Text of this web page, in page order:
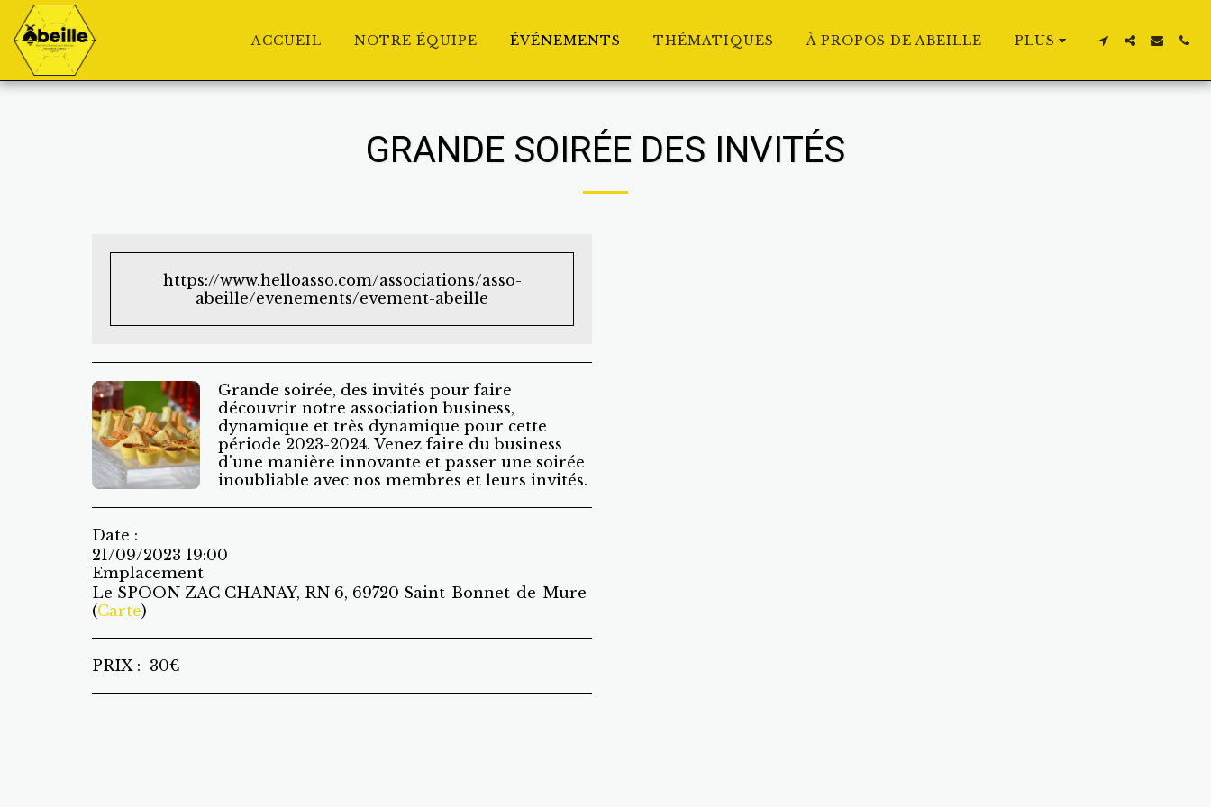
ACCUEIL NOTRE ÉQUIPE ÉVÉNEMENTS THÉMATIQUES À PROPOS DE ABEILLE PLUS
GRANDE SOIRÉE DES INVITÉS
https://www.helloasso.com/associations/asso-
abeille/evenements/evement-abeille
Grande soirée, des invités pour faire
découvrir notre association business,
dynamique et très dynamique pour cette
période 2023-2024. Venez faire du business
d'une manière innovante et passer une soirée
inoubliable avec nos membres et leurs invités.
Date :
21/09/2023 19:00
Emplacement
Le SPOON ZAC CHANAY, RN 6, 69720 Saint-Bonnet-de-Mure
(Carte)
PRIX : 30€